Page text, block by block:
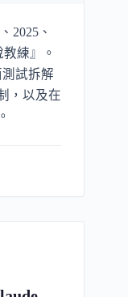
2025、
練』。
試拆解
，以及在